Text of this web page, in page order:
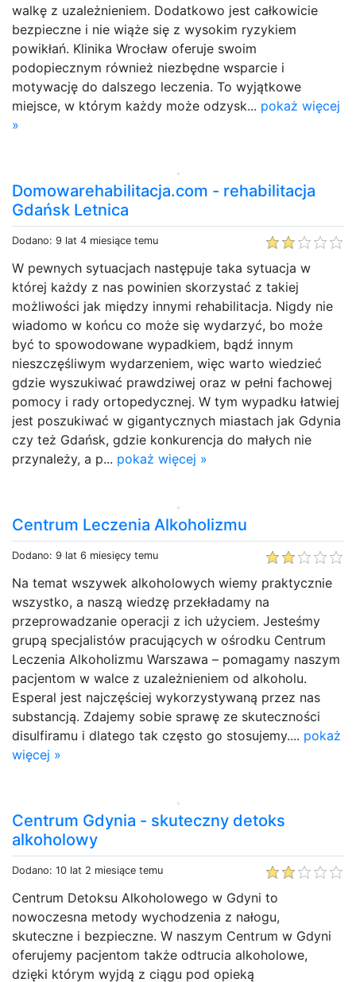
walkę z uzależnieniem. Dodatkowo jest całkowicie
bezpieczne i nie wiąże się z wysokim ryzykiem
powikłań. Klinika Wrocław oferuje swoim
podopiecznym również niezbędne wsparcie i
motywację do dalszego leczenia. To wyjątkowe
miejsce, w którym każdy może odzysk... pokaż więcej
»
Domowarehabilitacja.com - rehabilitacja
Gdańsk Letnica
Dodano: 9 lat 4 miesiące temu
W pewnych sytuacjach następuje taka sytuacja w
której każdy z nas powinien skorzystać z takiej
możliwości jak między innymi rehabilitacja. Nigdy nie
wiadomo w końcu co może się wydarzyć, bo może
być to spowodowane wypadkiem, bądź innym
nieszczęśliwym wydarzeniem, więc warto wiedzieć
gdzie wyszukiwać prawdziwej oraz w pełni fachowej
pomocy i rady ortopedycznej. W tym wypadku łatwiej
jest poszukiwać w gigantycznych miastach jak Gdynia
czy też Gdańsk, gdzie konkurencja do małych nie
przynależy, a p... pokaż więcej »
Centrum Leczenia Alkoholizmu
Dodano: 9 lat 6 miesięcy temu
Na temat wszywek alkoholowych wiemy praktycznie
wszystko, a naszą wiedzę przekładamy na
przeprowadzanie operacji z ich użyciem. Jesteśmy
grupą specjalistów pracujących w ośrodku Centrum
Leczenia Alkoholizmu Warszawa – pomagamy naszym
pacjentom w walce z uzależnieniem od alkoholu.
Esperal jest najczęściej wykorzystywaną przez nas
substancją. Zdajemy sobie sprawę ze skuteczności
disulfiramu i dlatego tak często go stosujemy.... pokaż
więcej »
Centrum Gdynia - skuteczny detoks
alkoholowy
Dodano: 10 lat 2 miesiące temu
Centrum Detoksu Alkoholowego w Gdyni to
nowoczesna metody wychodzenia z nałogu,
skuteczne i bezpieczne. W naszym Centrum w Gdyni
oferujemy pacjentom także odtrucia alkoholowe,
dzięki którym wyjdą z ciągu pod opieką